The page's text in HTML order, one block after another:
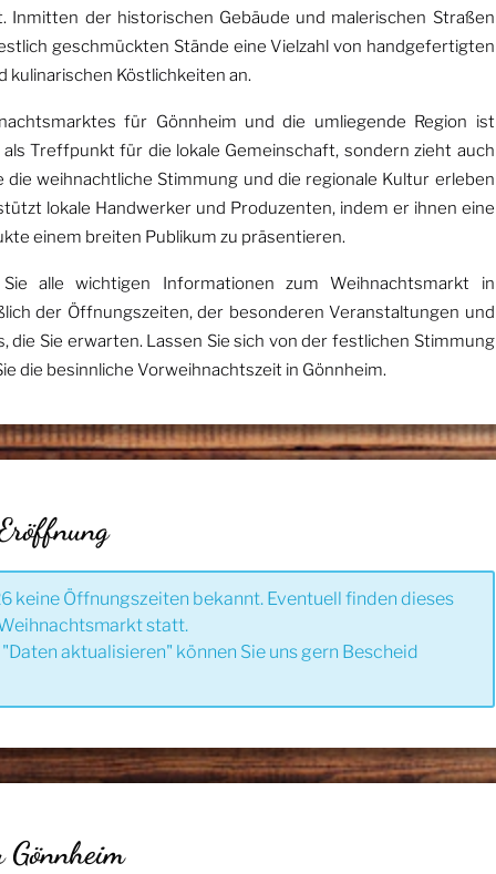
Inmitten der historischen Gebäude und malerischen Straßen
geschmückten Stände eine Vielzahl von handgefertigten
kulinarischen Köstlichkeiten an.
für Gönnheim und die umliegende Region ist
Treffpunkt für die lokale Gemeinschaft, sondern zieht auch
die weihnachtliche Stimmung und die regionale Kultur erleben
lokale Handwerker und Produzenten, indem er ihnen eine
einem breiten Publikum zu präsentieren.
alle wichtigen Informationen zum Weihnachtsmarkt in
der Öffnungszeiten, der besonderen Veranstaltungen und
die Sie erwarten. Lassen Sie sich von der festlichen Stimmung
die besinnliche Vorweihnachtszeit in Gönnheim.
keine Öffnungszeiten bekannt. Eventuell finden dieses
statt.
aktualisieren" können Sie uns gern Bescheid